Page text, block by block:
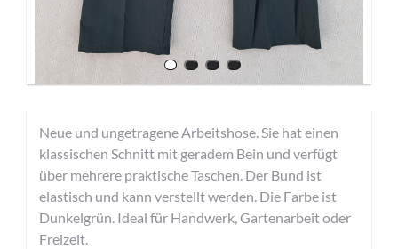
Neue und ungetragene Arbeitshose. Sie hat einen
klassischen Schnitt mit geradem Bein und verfügt
über mehrere praktische Taschen. Der Bund ist
elastisch und kann verstellt werden. Die Farbe ist
Dunkelgrün. Ideal für Handwerk, Gartenarbeit oder
Freizeit.